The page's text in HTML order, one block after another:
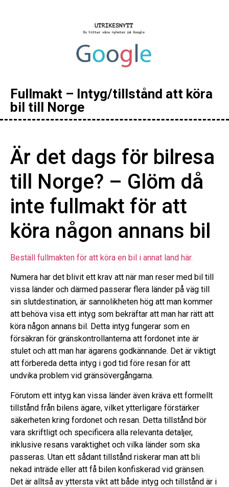
Fullmakt – Intyg/tillstånd att köra
bil till Norge
Är det dags för bilresa
till Norge? – Glöm då
inte fullmakt för att
köra någon annans bil
Beställ fullmakten för att köra en bil i annat land här.
Numera har det blivit ett krav att när man reser med bil till
vissa länder och därmed passerar flera länder på väg till
sin slutdestination, är sannolikheten hög att man kommer
att behöva visa ett intyg som bekräftar att man har rätt att
köra någon annans bil. Detta intyg fungerar som en
försäkran för gränskontrollanterna att fordonet inte är
stulet och att man har ägarens godkännande. Det är viktigt
att förbereda detta intyg i god tid före resan för att
undvika problem vid gränsövergångarna.
Förutom ett intyg kan vissa länder även kräva ett formellt
tillstånd från bilens ägare, vilket ytterligare förstärker
säkerheten kring fordonet och resan. Detta tillstånd bör
vara skriftligt och specificera alla relevanta detaljer,
inklusive resans varaktighet och vilka länder som ska
passeras. Utan ett sådant tillstånd riskerar man att bli
nekad inträde eller att få bilen konfiskerad vid gränsen.
Det är alltså av yttersta vikt att både intyg och tillstånd är i